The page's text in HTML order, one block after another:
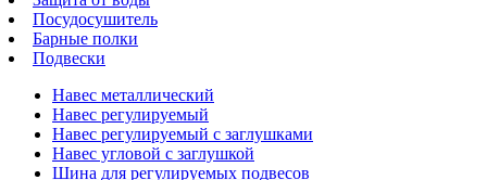
Посудосушитель
Барные полки
Подвески
Навес металлический
Навес регулируемый
Навес регулируемый с заглушками
Навес угловой с заглушкой
Шина для регулируемых подвесов